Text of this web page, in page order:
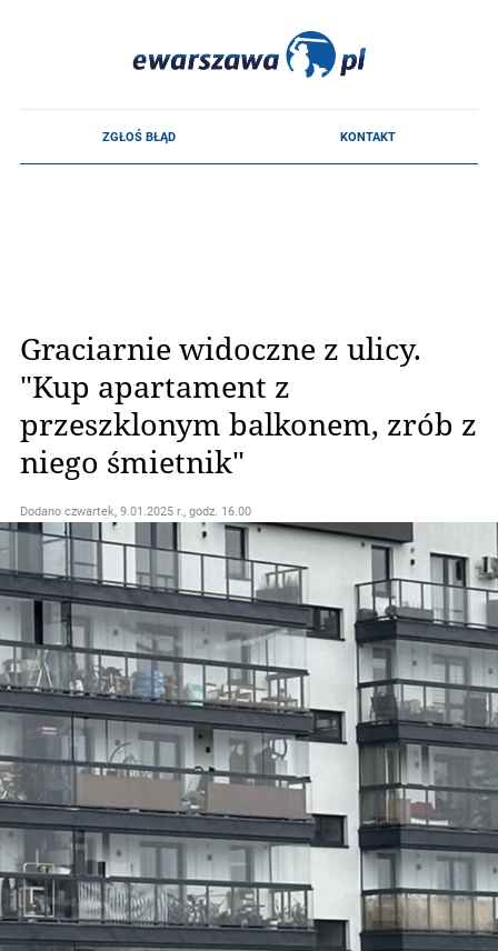
Graciarnie widoczne z ulicy.
"Kup apartament z
przeszklonym balkonem, zrób z
niego śmietnik"
Dodano czwartek, 9.01.2025 r., godz. 16.00